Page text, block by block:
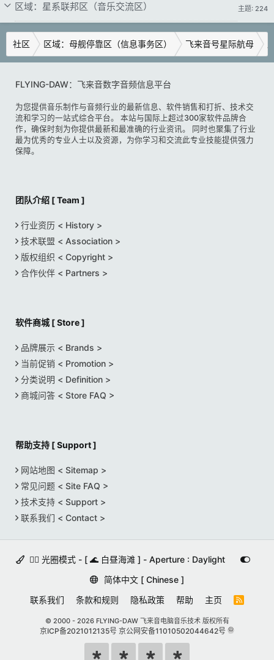
区域：星系联邦区（音乐交流区） 主题: 224
社区 区域：母舰停靠区（信息事务区） 飞来音号星际航母
FLYING-DAW：飞来音数字音频信息平台
为您提供音乐制作与音频行业的最新信息、软件销售和打折、技术交
流和学习的一站式综合平台。 本站与国际上超过300家软件品牌合
作，确保时刻为你提供最新和最准确的行业资讯。 同时也聚集了行业
最为优秀的专业人士以及资源，为你学习和交流此专业技能提供强力
保障。
团队介绍 [ Team ]
行业资历 < History >
技术联盟 < Association >
版权组织 < Copyright >
合作伙伴 < Partners >
软件商城 [ Store ]
品牌展示 < Brands >
当前促销 < Promotion >
分类说明 < Definition >
商城问答 < Store FAQ >
帮助支持 [ Support ]
网站地图 < Sitemap >
常见问题 < Site FAQ >
技术支持 < Support >
联系我们 < Contact >
🚵‍♀️ 光圈模式 - [ 🌊 白昼海滩 ] - Aperture : Daylight
简体中文 [ Chinese ]
联系我们
条款和规则 隐私政策 帮助 主页
R
© 2000 - 2026 FLYING-DAW 飞来音电脑音乐技术 版权所有
京ICP备2021012135号 京公网安备11010502044642号